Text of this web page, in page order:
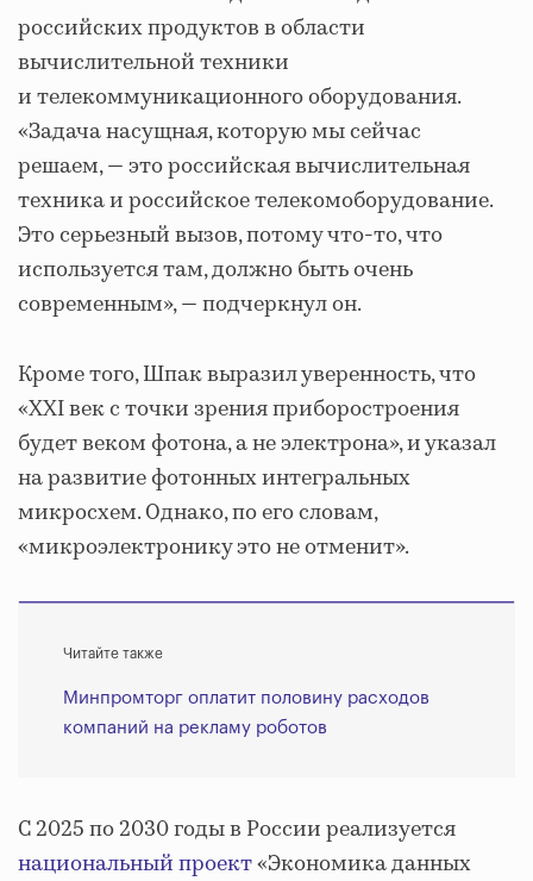
российских продуктов в области
вычислительной техники
и телекоммуникационного оборудования.
«Задача насущная, которую мы сейчас
решаем, — это российская вычислительная
техника и российское телекомоборудование.
Это серьезный вызов, потому что-то, что
используется там, должно быть очень
современным», — подчеркнул он.
Кроме того, Шпак выразил уверенность, что
«XXI век с точки зрения приборостроения
будет веком фотона, а не электрона», и указал
на развитие фотонных интегральных
микросхем. Однако, по его словам,
«микроэлектронику это не отменит».
Читайте также
Минпромторг оплатит половину расходов
компаний на рекламу роботов
С 2025 по 2030 годы в России реализуется
национальный проект«Экономика данных